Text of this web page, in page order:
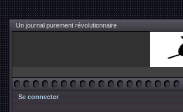
Un journal purement révolutionnaire
Se connecter